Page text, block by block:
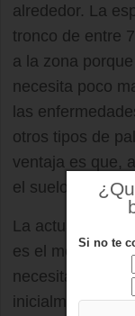
alrededor. La
tronco de entre
a la zona
necesita poco
las
otros tipos de
ventaja es que,
el suelo con la
La actuación se
es el momento
necesitan calor
inicialmente las
Si no te